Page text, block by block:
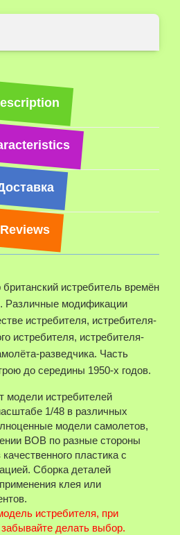
Reviews
истребитель времён
Различные модификации
истребителя, истребителя-
истребителя, истребителя-
разведчика. Часть
до середины 1950-х годов.
модели истребителей
1/48 в различных
модели самолетов,
ВОВ по разные стороны
пластика с
Сборка деталей
клея или
истребителя, при
делать выбор.